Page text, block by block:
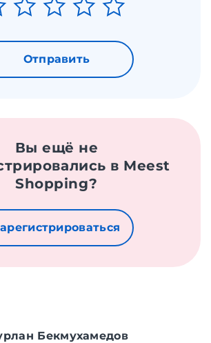
Отправить
Вы ещё не
в Meest
Shopping?
Бекмухамедов